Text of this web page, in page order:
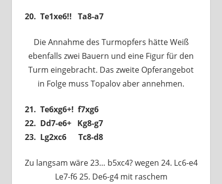
20. Te1xe6!! Ta8-a7
Die Annahme des Turmopfers hätte Weiß
ebenfalls zwei Bauern und eine Figur für den
Turm eingebracht. Das zweite Opferangebot
in Folge muss Topalov aber annehmen.
21. Te6xg6+! f7xg6
22. Dd7-e6+ Kg8-g7
23. Lg2xc6 Tc8-d8
Zu langsam wäre 23… b5xc4? wegen 24. Lc6-e4
Le7-f6 25. De6-g4 mit raschem